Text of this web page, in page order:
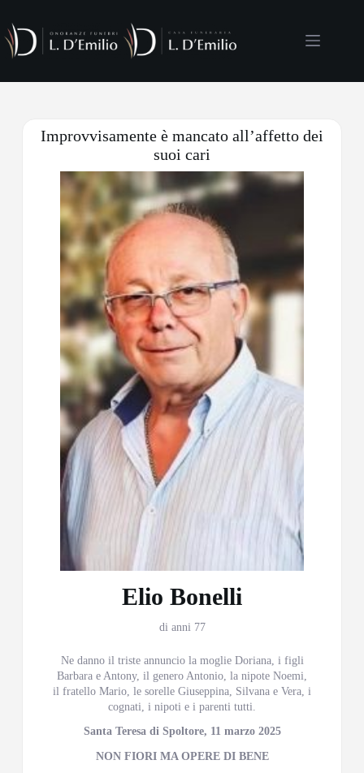
Improvvisamente è mancato all’affetto dei
suoi cari
Elio Bonelli
di anni 77
Ne danno il triste annuncio la moglie Doriana, i figli
Barbara e Antony, il genero Antonio, la nipote Noemi,
il fratello Mario, le sorelle Giuseppina, Silvana e Vera, i
cognati, i nipoti e i parenti tutti.
Santa Teresa di Spoltore, 11 marzo 2025
NON FIORI MA OPERE DI BENE